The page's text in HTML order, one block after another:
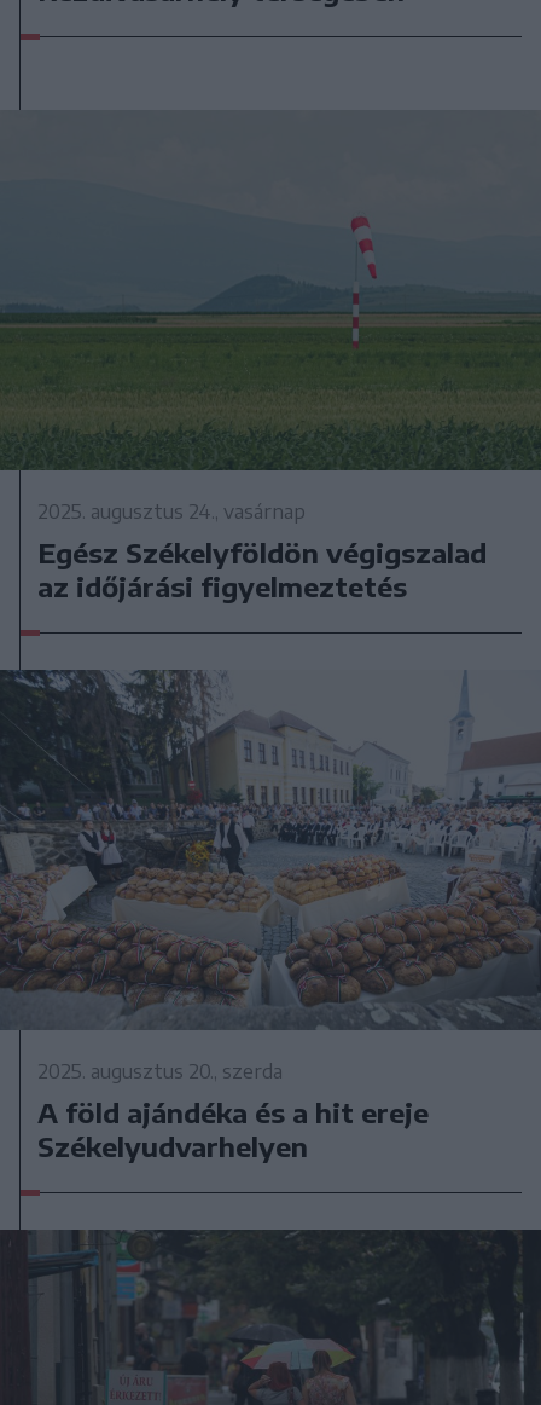
2025. augusztus 24., vasárnap
Egész Székelyföldön végigszalad
az időjárási figyelmeztetés
2025. augusztus 20., szerda
A föld ajándéka és a hit ereje
Székelyudvarhelyen